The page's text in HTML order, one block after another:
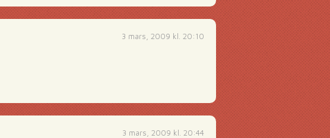
3 mars, 2009 kl. 20:10
3 mars, 2009 kl. 20:44